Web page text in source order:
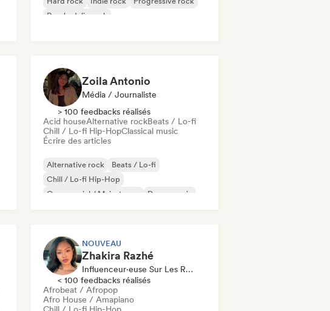
Psychedelic rock
Zoila Antonio
Média / Journaliste
> 100 feedbacks réalisés
Acid houseAlternative rockBeats / Lo-fi
Chill / Lo-fi Hip-HopClassical music
Écrire des articles
Alternative rock
Beats / Lo-fi
Chill / Lo-fi Hip-Hop
Commercial / Mainstream
Dance music
NOUVEAU
Zhakira Razhé
Influenceur·euse Sur Les Réseaux Sociaux
< 100 feedbacks réalisés
Afrobeat / Afropop
Afro House / Amapiano